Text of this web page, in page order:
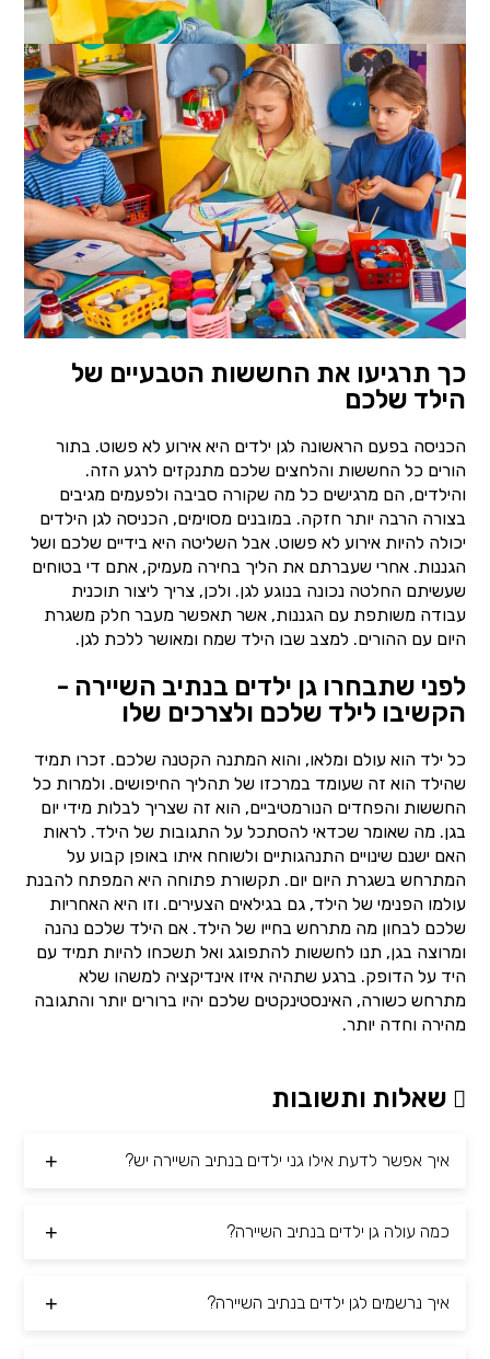
כך תרגיעו את החששות הטבעיים של
הילד שלכם
הכניסה בפעם הראשונה לגן ילדים היא אירוע לא פשוט. בתור
הורים כל החששות והלחצים שלכם מתנקזים לרגע הזה.
והילדים, הם מרגישים כל מה שקורה סביבה ולפעמים מגיבים
בצורה הרבה יותר חזקה. במובנים מסוימים, הכניסה לגן הילדים
יכולה להיות אירוע לא פשוט. אבל השליטה היא בידיים שלכם ושל
הגננות. אחרי שעברתם את הליך בחירה מעמיק, אתם די בטוחים
שעשיתם החלטה נכונה בנוגע לגן. ולכן, צריך ליצור תוכנית
עבודה משותפת עם הגננות, אשר תאפשר מעבר חלק משגרת
היום עם ההורים. למצב שבו הילד שמח ומאושר ללכת לגן.
לפני שתבחרו גן ילדים בנתיב השיירה -
הקשיבו לילד שלכם ולצרכים שלו
כל ילד הוא עולם ומלאו, והוא המתנה הקטנה שלכם. זכרו תמיד
שהילד הוא זה שעומד במרכזו של תהליך החיפושים. ולמרות כל
החששות והפחדים הנורמטיביים, הוא זה שצריך לבלות מידי יום
בגן. מה שאומר שכדאי להסתכל על התגובות של הילד. לראות
האם ישנם שינויים התנהגותיים ולשוחח איתו באופן קבוע על
המתרחש בשגרת היום יום. תקשורת פתוחה היא המפתח להבנת
עולמו הפנימי של הילד, גם בגילאים הצעירים. וזו היא האחריות
שלכם לבחון מה מתרחש בחייו של הילד. אם הילד שלכם נהנה
ומרוצה בגן, תנו לחששות להתפוגג ואל תשכחו להיות תמיד עם
היד על הדופק. ברגע שתהיה איזו אינדיקציה למשהו שלא
מתרחש כשורה, האינסטינקטים שלכם יהיו ברורים יותר והתגובה
מהירה וחדה יותר.
שאלות ותשובות
איך אפשר לדעת אילו גני ילדים בנתיב השיירה יש?
כמה עולה גן ילדים בנתיב השיירה?
איך נרשמים לגן ילדים בנתיב השיירה?